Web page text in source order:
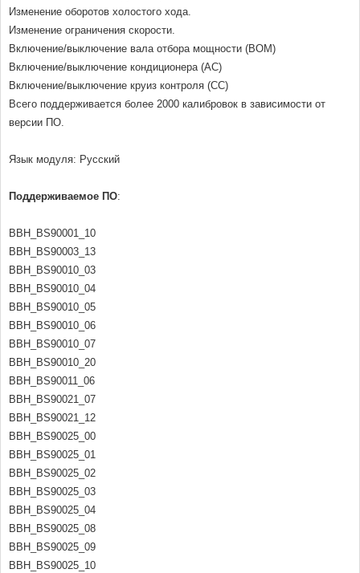
Изменение оборотов холостого хода.
Изменение ограничения скорости.
Включение/выключение вала отбора мощности (ВОМ)
Включение/выключение кондиционера (AC)
Включение/выключение круиз контроля (СС)
Всего поддерживается более 2000 калибровок в зависимости от
версии ПО.
Язык модуля: Русский
Поддерживаемое ПО:
BBH_BS90001_10
BBH_BS90003_13
BBH_BS90010_03
BBH_BS90010_04
BBH_BS90010_05
BBH_BS90010_06
BBH_BS90010_07
BBH_BS90010_20
BBH_BS90011_06
BBH_BS90021_07
BBH_BS90021_12
BBH_BS90025_00
BBH_BS90025_01
BBH_BS90025_02
BBH_BS90025_03
BBH_BS90025_04
BBH_BS90025_08
BBH_BS90025_09
BBH_BS90025_10